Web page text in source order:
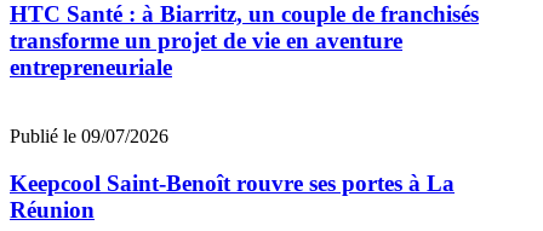
HTC Santé : à Biarritz, un couple de franchisés
transforme un projet de vie en aventure
entrepreneuriale
Publié le 09/07/2026
Keepcool Saint-Benoît rouvre ses portes à La
Réunion